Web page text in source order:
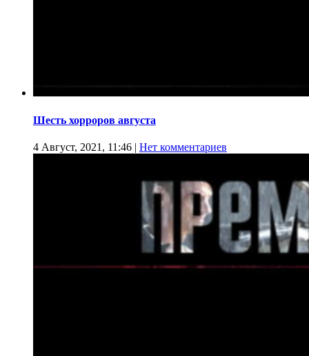
Шесть хорроров августа
4 Август, 2021, 11:46 | Нет комментариев